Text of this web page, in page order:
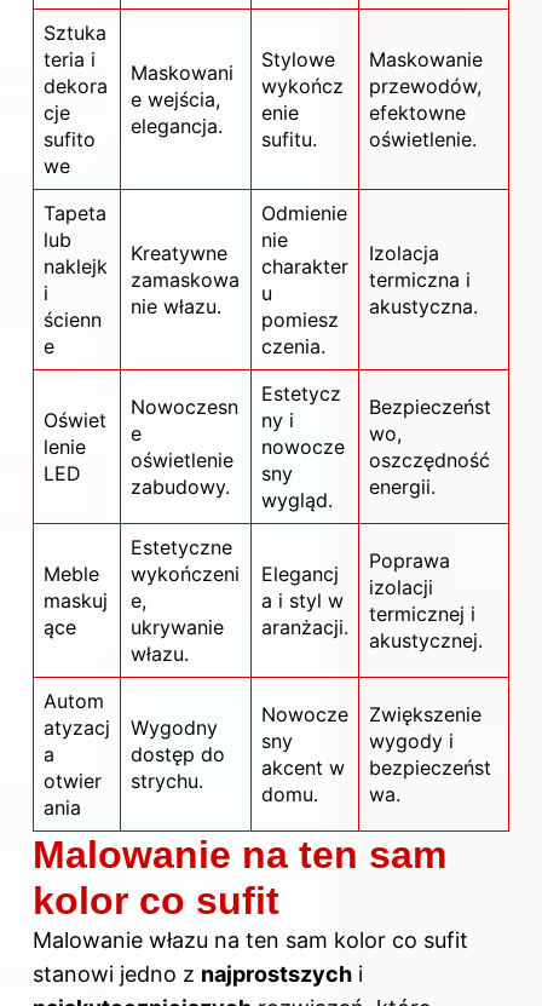
Sztuka
teria i
dekora
cje
sufito
we
Maskowani
e wejścia,
elegancja.
Stylowe
wykończ
enie
sufitu.
Maskowanie
przewodów,
efektowne
oświetlenie.
Tapeta
lub
naklejk
i
ścienn
e
Kreatywne
zamaskowa
nie włazu.
Odmienie
nie
charakter
u
pomiesz
czenia.
Izolacja
termiczna i
akustyczna.
Oświet
lenie
LED
Nowoczesn
e
oświetlenie
zabudowy.
Estetycz
ny i
nowocze
sny
wygląd.
Bezpieczeńst
wo,
oszczędność
energii.
Meble
maskuj
ące
Estetyczne
wykończeni
e,
ukrywanie
włazu.
Elegancj
a i styl w
aranżacji.
Poprawa
izolacji
termicznej i
akustycznej.
Autom
atyzacj
a
otwier
ania
Wygodny
dostęp do
strychu.
Nowocze
sny
akcent w
domu.
Zwiększenie
wygody i
bezpieczeńst
wa.
Malowanie na ten sam
kolor co sufit
Malowanie włazu na ten sam kolor co sufit
stanowi jedno z najprostszych i